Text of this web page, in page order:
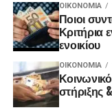
ΟΙΚΟΝΟΜΊΑ
Ποιοι
Κριτήρια
ενοικίου
ΟΙΚΟΝΟΜΊΑ
στήριξης